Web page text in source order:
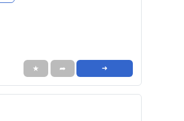
★ ➦ ➜